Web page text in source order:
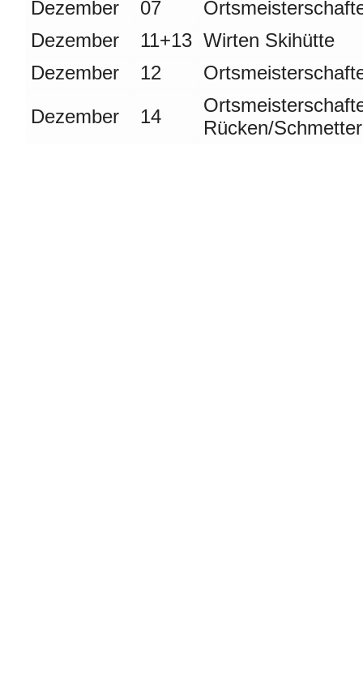
Dezember
07
Dezember
11+13 Wirten Skihütte
Dezember
12
Dezember
14
Rücken/